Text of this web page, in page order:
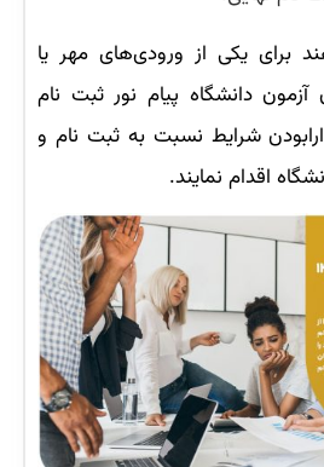
برای یکی از ورودی‌های مهر یا
دانشگاه پیام نور ثبت نام
شرایط نسبت به ثبت نام و
اقدام نمایند.